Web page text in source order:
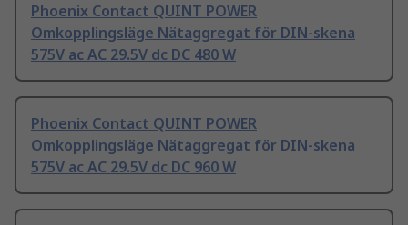
Phoenix Contact QUINT POWER
Omkopplingsläge Nätaggregat för DIN-skena
575V ac AC 29.5V dc DC 480 W
Phoenix Contact QUINT POWER
Omkopplingsläge Nätaggregat för DIN-skena
575V ac AC 29.5V dc DC 960 W